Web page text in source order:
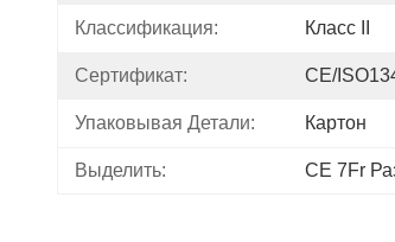
Классификация: Класс II
Сертификат: CE/
Упаковывая Детали: Картон
Выделить: CE 7Fr